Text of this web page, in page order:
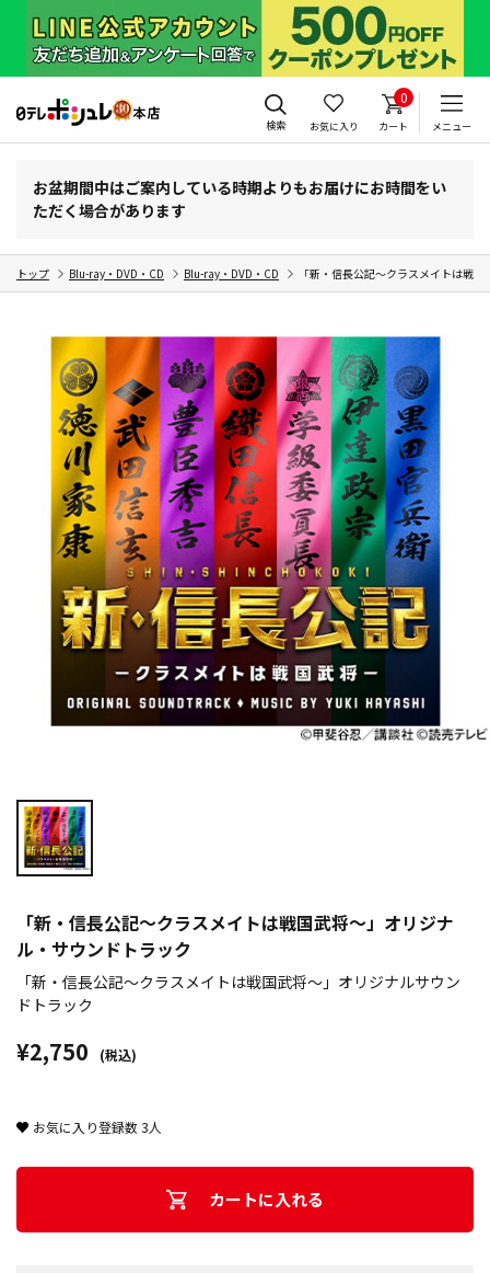
検索 お気に入り
0
カート メニュー
お盆期間中はご案内している時期よりもお届けにお時間をい
ただく場合があります
トップ Blu-ray・DVD・CD Blu-ray・DVD・CD 「新・信長公記～クラスメイトは戦
「新・信長公記～クラスメイトは戦国武将～」オリジナ
ル・サウンドトラック
「新・信長公記～クラスメイトは戦国武将～」オリジナルサウン
ドトラック
¥2,750 (税込)
お気に入り登録数3人
カートに入れる